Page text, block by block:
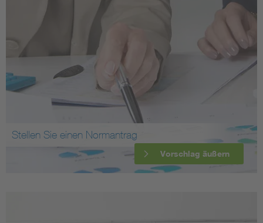
Stellen Sie einen Normantrag
Vorschlag äußern